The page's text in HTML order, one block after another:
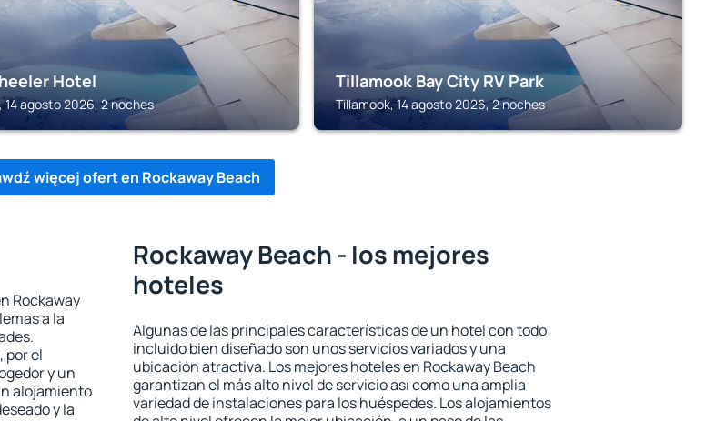
Hotel
14 agosto 2026, 2 noches
Tillamook Bay City RV Park
Tillamook, 14 agosto 2026, 2 noches
więcej ofert en Rockaway Beach
Rockaway
a la
por el
y un
alojamiento
y la
Rockaway Beach - los mejores
hoteles
Algunas de las principales características de un hotel con todo
incluido bien diseñado son unos servicios variados y una
ubicación atractiva. Los mejores hoteles en Rockaway Beach
garantizan el más alto nivel de servicio así como una amplia
variedad de instalaciones para los huéspedes. Los alojamientos